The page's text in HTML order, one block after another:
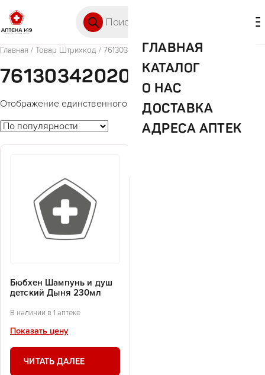
ГЛАВНАЯ
КАТАЛОГ
О НАС
ДОСТАВКА
АДРЕСА АПТЕК
Главная / Товар Штрихкод / 7613034202086
7613034202086
Отображение единственного товара
Бюбхен Шампунь и душ
детский Дыня 230мл
В наличии в 1 аптеке
Показать цену
ЧИТАТЬ ДАЛЕЕ